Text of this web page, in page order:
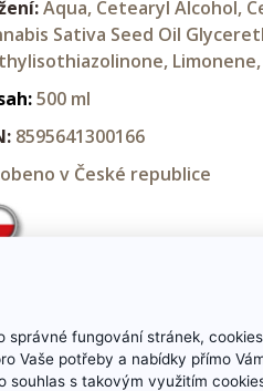
Aqua, Cetearyl Alcohol,
Sativa Seed Oil
Limonene,
500 ml
8595641300166
v České republice
by vás zaujmout
správné fungování stránek,
Vaše potřeby a nabídky přímo
souhlas s takovým využitím